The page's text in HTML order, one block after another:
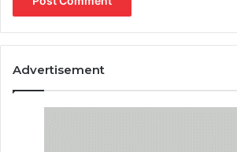
Advertisement